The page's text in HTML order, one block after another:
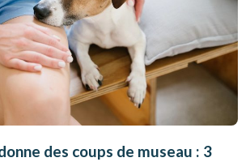
des coups de museau : 3